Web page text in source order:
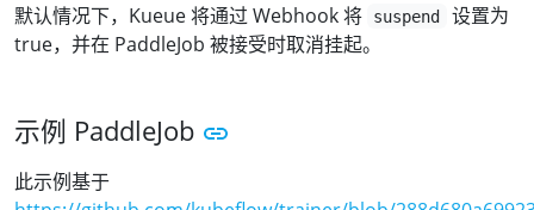
默认情况下，Kueue 将通过 Webhook 将 suspend
设置为
true，并在 PaddleJob 被接受时取消挂起。
示例 PaddleJob
此示例基于